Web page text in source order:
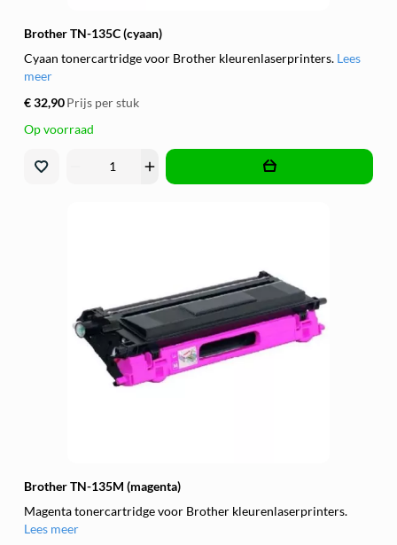
Brother TN-135C (cyaan)
Cyaan tonercartridge voor Brother kleurenlaserprinters. Lees
meer
€ 32,90Prijs per stuk
Op voorraad
add
Brother TN-135M (magenta)
Magenta tonercartridge voor Brother kleurenlaserprinters.
Lees meer